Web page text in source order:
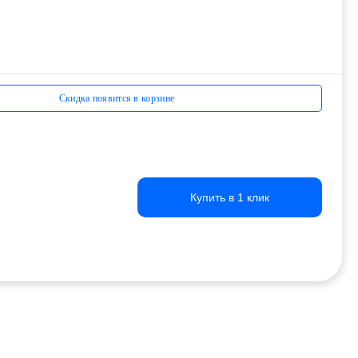
Скидка появится в корзине
Купить в 1 клик
Купить в 1 клик
Купить в 1 клик